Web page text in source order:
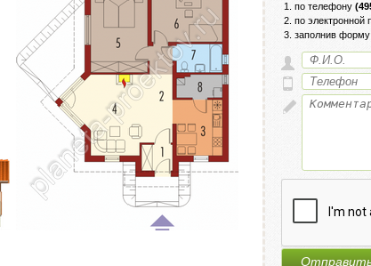
по телефону
по электронной
заполнив форму